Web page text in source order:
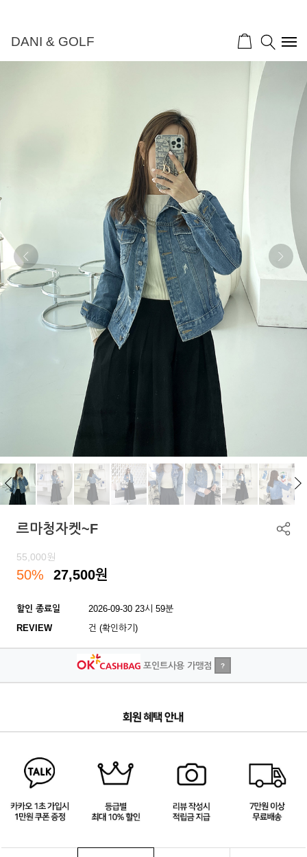
DANI & GOLF
르마청자켓~F
55,000원
50% 27,500원
할인 종료일
2026-09-30 23시 59분
REVIEW
건 (확인하기)
포인트사용 가맹점 ?